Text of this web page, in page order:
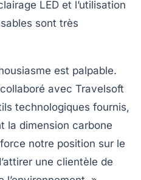
LED et l’utilisation
sont très
est palpable.
avec Travelsoft
technologiques fournis,
la dimension carbone
notre position sur le
une clientèle de